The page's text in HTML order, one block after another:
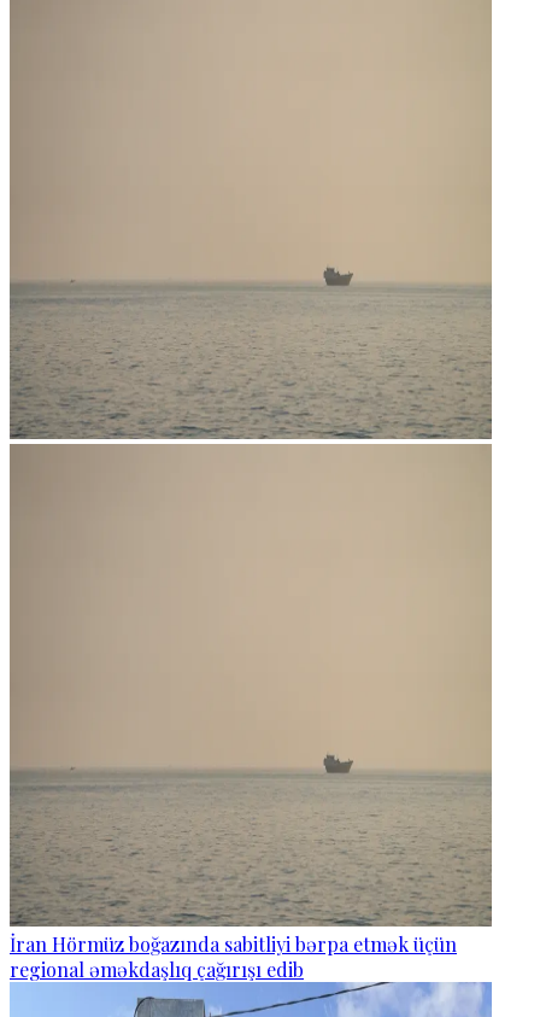
İran Hörmüz boğazında sabitliyi bərpa etmək üçün
regional əməkdaşlıq çağırışı edib